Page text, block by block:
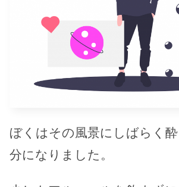
ぼくはその風景にしばらく
分になりました。